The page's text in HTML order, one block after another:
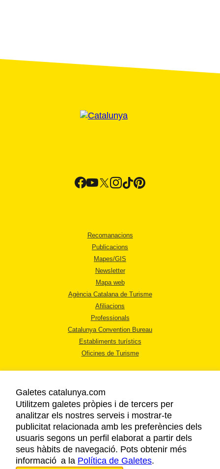
Recomanacions
Publicacions
Mapes/GIS
Newsletter
Mapa web
Agència Catalana de Turisme
Afiliacions
Professionals
Catalunya Convention Bureau
Establiments turístics
Oficines de Turisme
AVÍS LEGAL
POLÍTICA DE PRIVACITAT
COOKIES
ACCESSIBILITAT
Galetes catalunya.com
Utilitzem galetes pròpies i de tercers per
analitzar els nostres serveis i mostrar-te
publicitat relacionada amb les preferències dels
usuaris segons un perfil elaborat a partir dels
seus hàbits de navegació. Pots obtenir més
informació a la Política de Galetes.